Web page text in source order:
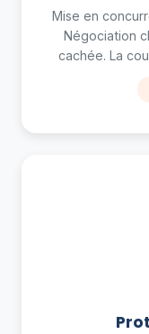
Mise en
Négociation
cachée. La